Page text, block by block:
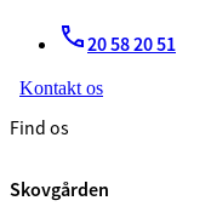
20 58 20 51
Kontakt os
Find os
Skovgården